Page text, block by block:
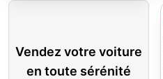
Vendez votre voiture
en toute sérénité